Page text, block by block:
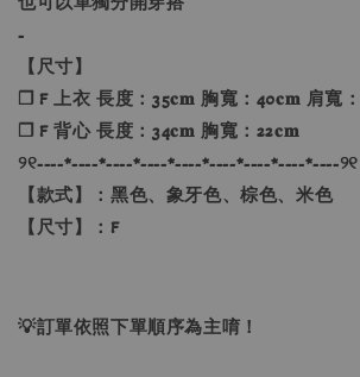
-
【尺寸】
❐ F 上衣 長度：35𝐜𝐦 胸寬：40𝐜𝐦 肩寬
❐ F 背心 長度：34𝐜𝐦 胸寬：22𝐜𝐦
୨୧----*----*----*----*----*----*----*----*----୨୧
【款式】：黑色、象牙色、棕色、米色
【尺寸】：F
💡訂單依照下單順序為主唷！